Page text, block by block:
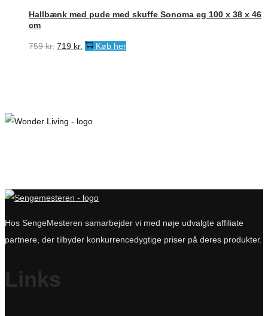
Hallbænk med pude med skuffe Sonoma eg 100 x 38 x 46
cm
759kr. Den
719 kr. DenKøb her
Hos SengeMesteren samarbejder vi med nøje udvalgte affiliate
partnere, der tilbyder konkurrencedygtige priser på deres produkter.
Links